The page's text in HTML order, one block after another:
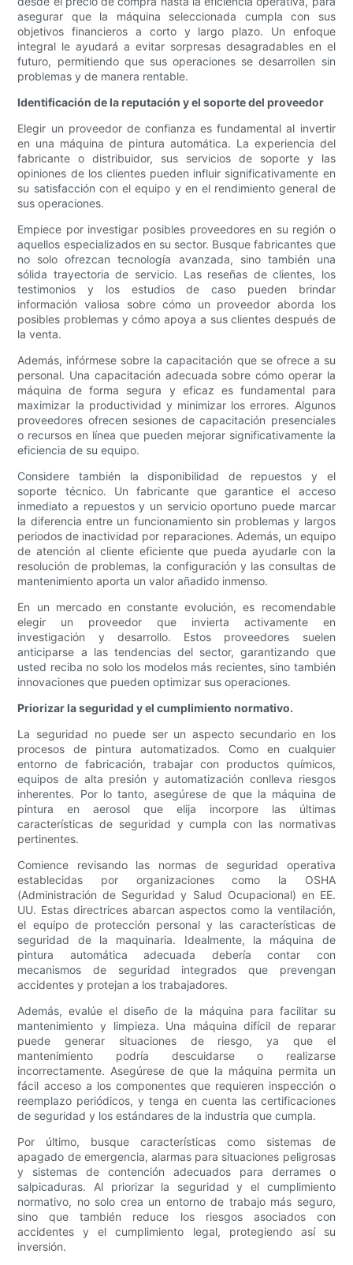
asegurar que la máquina seleccionada cumpla con sus
objetivos financieros a corto y largo plazo. Un enfoque
integral le ayudará a evitar sorpresas desagradables en el
futuro, permitiendo que sus operaciones se desarrollen sin
problemas y de manera rentable.
Identificación de la reputación y el soporte del proveedor
Elegir un proveedor de confianza es fundamental al invertir
en una máquina de pintura automática. La experiencia del
fabricante o distribuidor, sus servicios de soporte y las
opiniones de los clientes pueden influir significativamente en
su satisfacción con el equipo y en el rendimiento general de
sus operaciones.
Empiece por investigar posibles proveedores en su región o
aquellos especializados en su sector. Busque fabricantes que
no solo ofrezcan tecnología avanzada, sino también una
sólida trayectoria de servicio. Las reseñas de clientes, los
testimonios y los estudios de caso pueden brindar
información valiosa sobre cómo un proveedor aborda los
posibles problemas y cómo apoya a sus clientes después de
la venta.
Además, infórmese sobre la capacitación que se ofrece a su
personal. Una capacitación adecuada sobre cómo operar la
máquina de forma segura y eficaz es fundamental para
maximizar la productividad y minimizar los errores. Algunos
proveedores ofrecen sesiones de capacitación presenciales
o recursos en línea que pueden mejorar significativamente la
eficiencia de su equipo.
Considere también la disponibilidad de repuestos y el
soporte técnico. Un fabricante que garantice el acceso
inmediato a repuestos y un servicio oportuno puede marcar
la diferencia entre un funcionamiento sin problemas y largos
periodos de inactividad por reparaciones. Además, un equipo
de atención al cliente eficiente que pueda ayudarle con la
resolución de problemas, la configuración y las consultas de
mantenimiento aporta un valor añadido inmenso.
En un mercado en constante evolución, es recomendable
elegir un proveedor que invierta activamente en
investigación y desarrollo. Estos proveedores suelen
anticiparse a las tendencias del sector, garantizando que
usted reciba no solo los modelos más recientes, sino también
innovaciones que pueden optimizar sus operaciones.
Priorizar la seguridad y el cumplimiento normativo.
La seguridad no puede ser un aspecto secundario en los
procesos de pintura automatizados. Como en cualquier
entorno de fabricación, trabajar con productos químicos,
equipos de alta presión y automatización conlleva riesgos
inherentes. Por lo tanto, asegúrese de que la máquina de
pintura en aerosol que elija incorpore las últimas
características de seguridad y cumpla con las normativas
pertinentes.
Comience revisando las normas de seguridad operativa
establecidas por organizaciones como la OSHA
(Administración de Seguridad y Salud Ocupacional) en EE.
UU. Estas directrices abarcan aspectos como la ventilación,
el equipo de protección personal y las características de
seguridad de la maquinaria. Idealmente, la máquina de
pintura automática adecuada debería contar con
mecanismos de seguridad integrados que prevengan
accidentes y protejan a los trabajadores.
Además, evalúe el diseño de la máquina para facilitar su
mantenimiento y limpieza. Una máquina difícil de reparar
puede generar situaciones de riesgo, ya que el
mantenimiento podría descuidarse o realizarse
incorrectamente. Asegúrese de que la máquina permita un
fácil acceso a los componentes que requieren inspección o
reemplazo periódicos, y tenga en cuenta las certificaciones
de seguridad y los estándares de la industria que cumpla.
Por último, busque características como sistemas de
apagado de emergencia, alarmas para situaciones peligrosas
y sistemas de contención adecuados para derrames o
salpicaduras. Al priorizar la seguridad y el cumplimiento
normativo, no solo crea un entorno de trabajo más seguro,
sino que también reduce los riesgos asociados con
accidentes y el cumplimiento legal, protegiendo así su
inversión.